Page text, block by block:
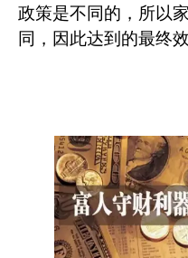
政策是不同的，所以
同，因此达到的最终